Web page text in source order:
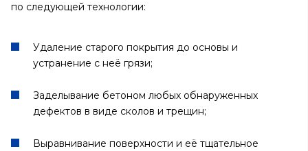
по следующей технологии:
Удаление старого покрытия до основы и
устранение с неё грязи;
Заделывание бетоном любых обнаруженных
дефектов в виде сколов и трещин;
Выравнивание поверхности и её тщательное